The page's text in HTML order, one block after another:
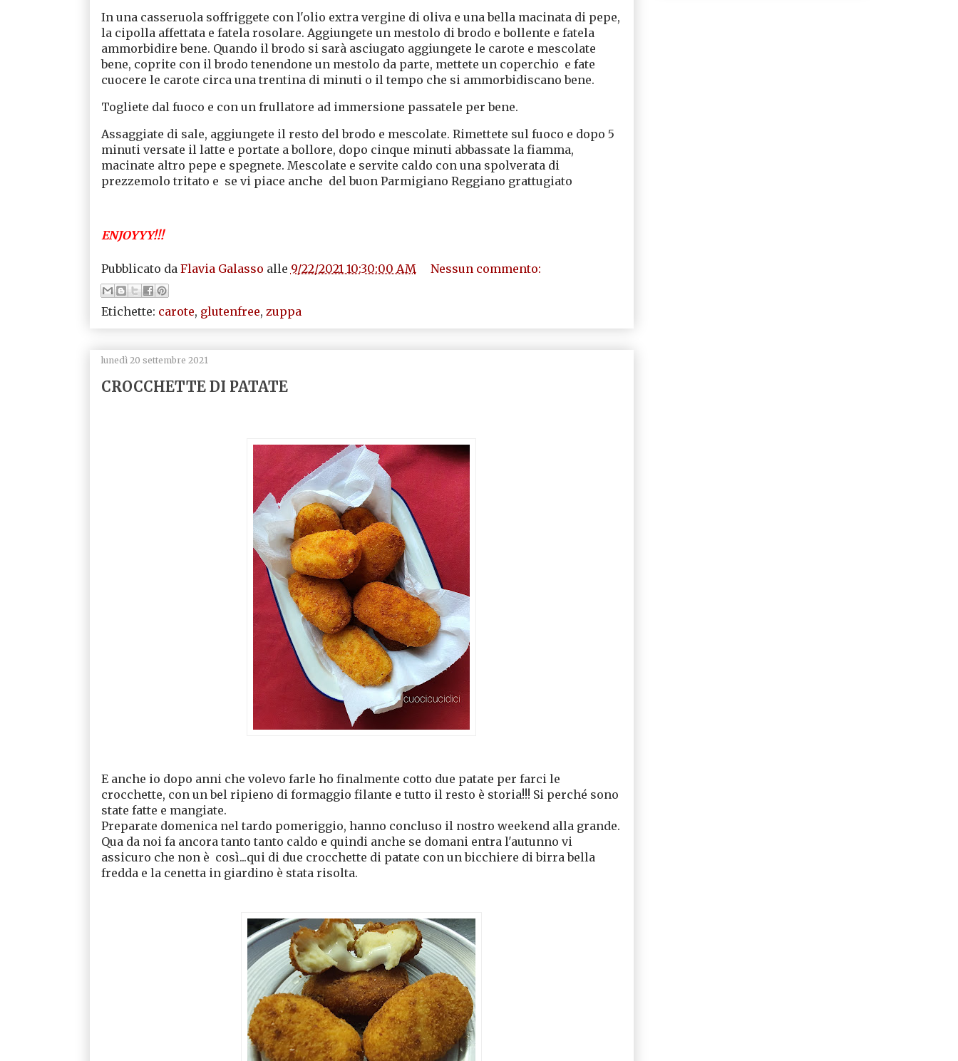
In una casseruola soffriggete con l'olio extra vergine di oliva e una bella macinata di pepe,
la cipolla affettata e fatela rosolare. Aggiungete un mestolo di brodo e bollente e fatela
ammorbidire bene. Quando il brodo si sarà asciugato aggiungete le carote e mescolate
bene, coprite con il brodo tenendone un mestolo da parte, mettete un coperchio e fate
cuocere le carote circa una trentina di minuti o il tempo che si ammorbidiscano bene.
Togliete dal fuoco e con un frullatore ad immersione passatele per bene.
Assaggiate di sale, aggiungete il resto del brodo e mescolate. Rimettete sul fuoco e dopo 5
minuti versate il latte e portate a bollore, dopo cinque minuti abbassate la fiamma,
macinate altro pepe e spegnete. Mescolate e servite caldo con una spolverata di
prezzemolo tritato e se vi piace anche del buon Parmigiano Reggiano grattugiato
ENJOYYY!!!
Pubblicato da Flavia Galasso alle 9/22/2021 10:30:00 AM Nessun commento:
Etichette: carote, glutenfree, zuppa
lunedì 20 settembre 2021
CROCCHETTE DI PATATE
E anche io dopo anni che volevo farle ho finalmente cotto due patate per farci le
crocchette, con un bel ripieno di formaggio filante e tutto il resto è storia!!! Si perché sono
state fatte e mangiate.
Preparate domenica nel tardo pomeriggio, hanno concluso il nostro weekend alla grande.
Qua da noi fa ancora tanto tanto caldo e quindi anche se domani entra l'autunno vi
assicuro che non è così...qui di due crocchette di patate con un bicchiere di birra bella
fredda e la cenetta in giardino è stata risolta.